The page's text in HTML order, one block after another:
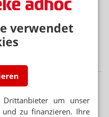
verwendet
um unser
und zu finanzieren. Ihre
ERST JETZT
so vielen Toten wie